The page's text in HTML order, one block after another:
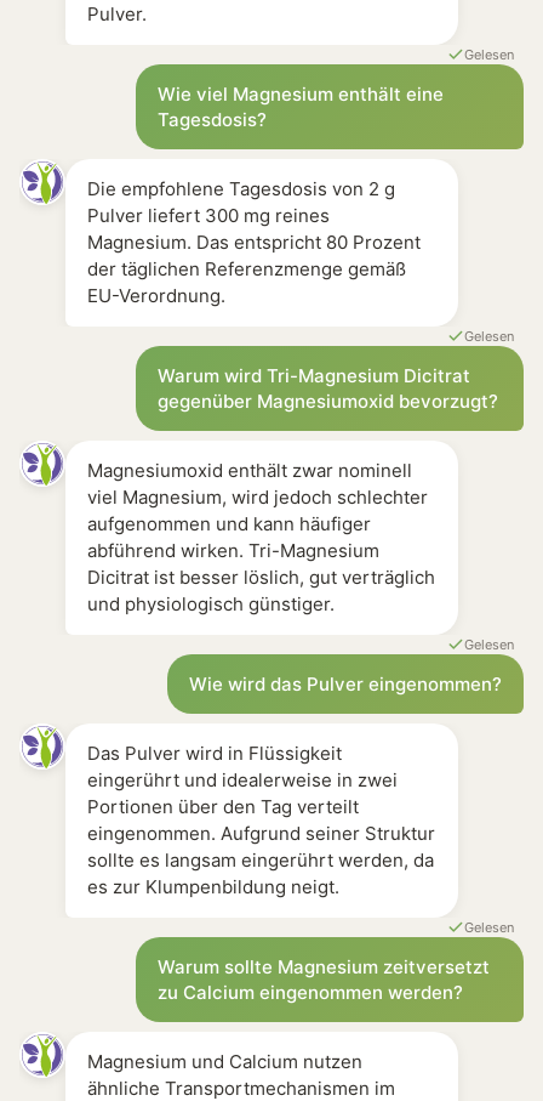
Pulver.
Gelesen
Wie viel Magnesium enthält eine
Tagesdosis?
Die empfohlene Tagesdosis von 2 g
Pulver liefert 300 mg reines
Magnesium. Das entspricht 80 Prozent
der täglichen Referenzmenge gemäß
EU-Verordnung.
Gelesen
Warum wird Tri-Magnesium Dicitrat
gegenüber Magnesiumoxid bevorzugt?
Magnesiumoxid enthält zwar nominell
viel Magnesium, wird jedoch schlechter
aufgenommen und kann häufiger
abführend wirken. Tri-Magnesium
Dicitrat ist besser löslich, gut verträglich
und physiologisch günstiger.
Gelesen
Wie wird das Pulver eingenommen?
Das Pulver wird in Flüssigkeit
eingerührt und idealerweise in zwei
Portionen über den Tag verteilt
eingenommen. Aufgrund seiner Struktur
sollte es langsam eingerührt werden, da
es zur Klumpenbildung neigt.
Gelesen
Warum sollte Magnesium zeitversetzt
zu Calcium eingenommen werden?
Magnesium und Calcium nutzen
ähnliche Transportmechanismen im